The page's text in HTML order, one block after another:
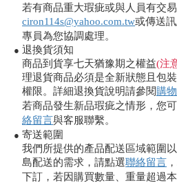
若有商品重大瑕疵或與人員有交
ciron114s@yahoo.com.tw或傳送
專員為您協調處理。
● 退換貨須知
商品到貨享七天猶豫期之權益(注
理退貨商品必須是全新狀態且包
權限。詳細退換貨說明請參閱購
若商品發生新品瑕疵之情形，您
絡留言與客服聯繫。
● 寄送範圍
我們所提供的產品配送區域範圍
島配送的需求，請點選聯絡留言
下訂，若因購買數量、重量超過